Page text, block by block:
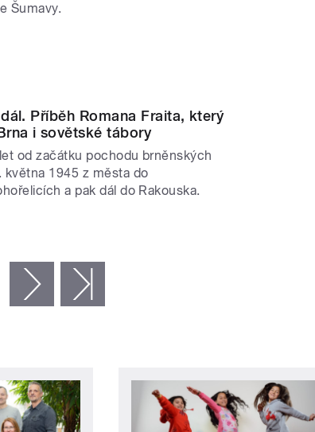
Šumavy.
Příběh Romana Fraita, který
i sovětské tábory
od začátku pochodu brněnských
1945 z města do
a pak dál do Rakouska.
následující ›